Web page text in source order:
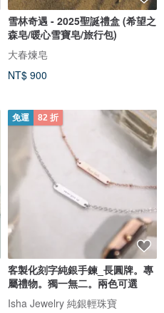
雪林奇遇 - 2025聖誕禮盒 (希望之
森皂/暖心雪寶皂/旅行包)
大春煉皂
NT$ 900
免運 82 折
客製化刻字純銀手鍊_長圓牌。專
屬禮物。獨一無二。兩色可選
Isha Jewelry 純銀輕珠寶